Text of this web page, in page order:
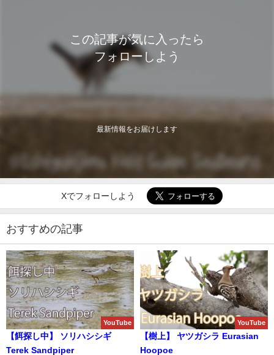
この記事が気に入ったら
フォローしよう
最新情報をお届けします
Xでフォローしよう
おすすめの記事
YouTube
【餌探し中】 ソリハシシギ
Terek Sandpiper
YouTube
【樹上】 ヤツガシラ Eurasian
Hoopoe